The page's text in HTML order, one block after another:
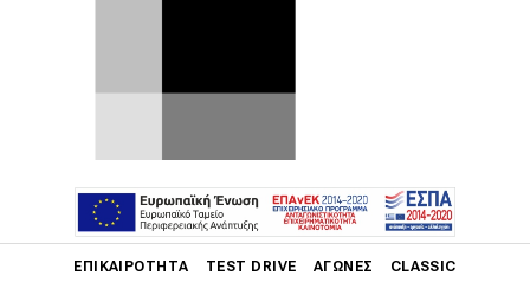
ΕΠΙΚΑΙΡΌΤΗΤΑ TEST DRIVE ΑΓΏΝΕΣ CLASSIC
Η Ferrari ανακοίνωσε την Τρίτη (4/2)
ότι έκλεισε το 2024 με αυξημένα κέρδη
και πωλήσεις.